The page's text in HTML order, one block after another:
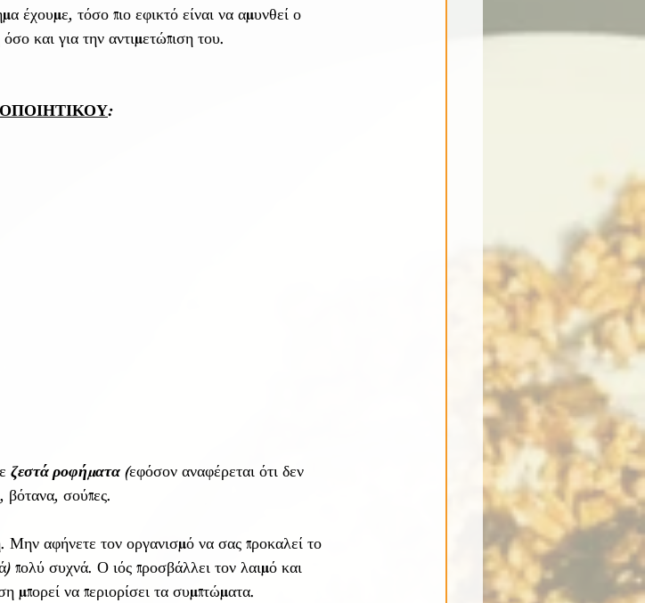
έχουμε, τόσο πιο εφικτό είναι να αμυνθεί ο
και για την αντιμετώπιση του.
:
ζεστά ροφήματα (εφόσον αναφέρεται ότι δεν
βότανα, σούπες.
Μην αφήνετε τον οργανισμό να σας προκαλεί το
πολύ συχνά. Ο ιός προσβάλλει τον λαιμό και
μπορεί να περιορίσει τα συμπτώματα.